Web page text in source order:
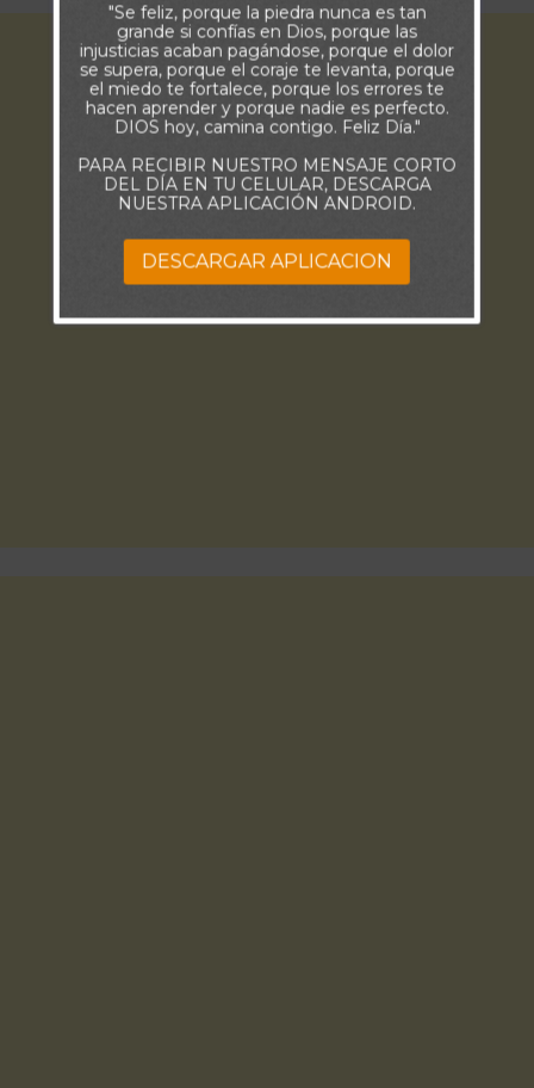
"Se feliz, porque la piedra nunca es tan
grande si confías en Dios, porque las
injusticias acaban pagándose, porque el dolor
se supera, porque el coraje te levanta, porque
el miedo te fortalece, porque los errores te
hacen aprender y porque nadie es perfecto.
DIOS hoy, camina contigo. Feliz Día."
PARA RECIBIR NUESTRO MENSAJE CORTO
DEL DÍA EN TU CELULAR, DESCARGA
NUESTRA APLICACIÓN ANDROID.
DESCARGAR APLICACION